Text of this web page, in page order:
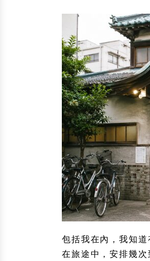
包括我在內，我知
在旅途中，安排幾